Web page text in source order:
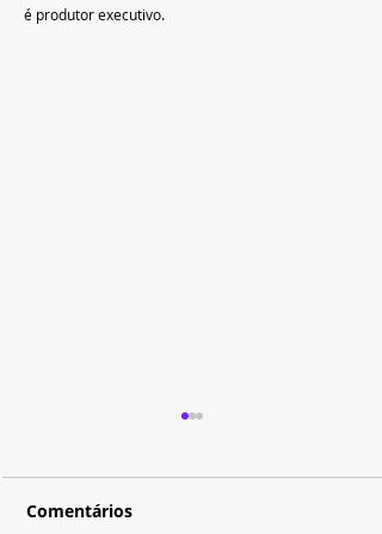
é produtor executivo.
Comentários